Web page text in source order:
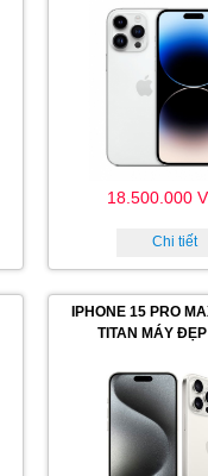
18.500.000
Chi tiết
IPHONE 15 PRO
TITAN MÁY